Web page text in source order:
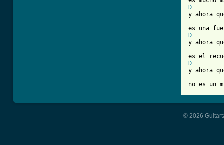
D
y ahora
D
y ahora
D
y ahora
no es un
© 2026